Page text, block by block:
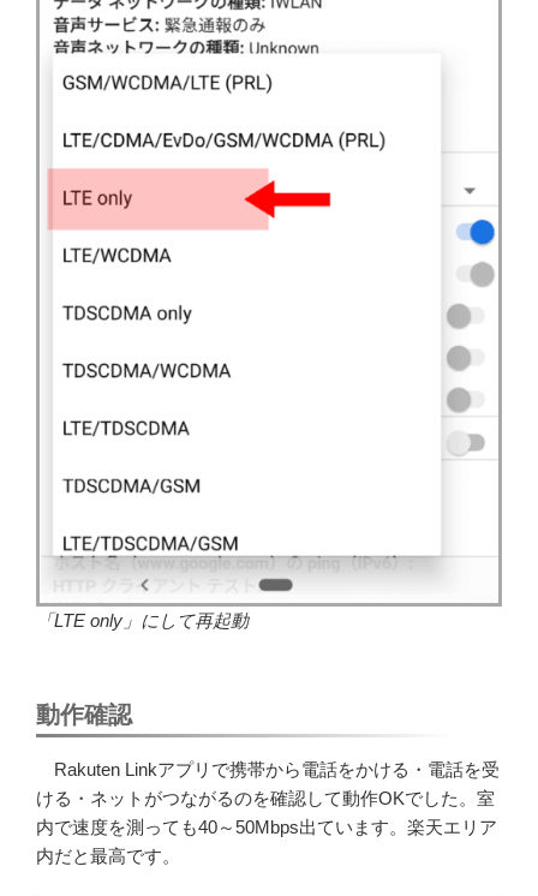
「LTE only」にして再起動
動作確認
Rakuten Linkアプリで携帯から電話をかける・電話を受
ける・ネットがつながるのを確認して動作OKでした。室
内で速度を測っても40～50Mbps出ています。楽天エリア
内だと最高です。